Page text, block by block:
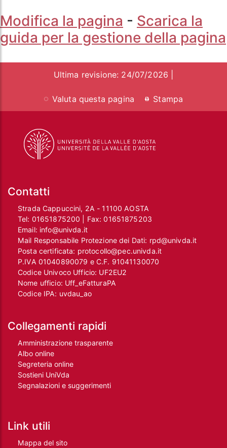
Modifica la pagina - Scarica la
guida per la gestione della pagina
Ultima revisione: 24/07/2026 |
Valuta questa pagina Stampa
Contatti
Strada Cappuccini, 2A - 11100 AOSTA
Tel: 01651875200 | Fax:01651875203
Email: info@univda.it
Mail Responsabile Protezione dei Dati: rpd@univda.it
Posta certificata: protocollo@pec.univda.it
P.IVA 01040890079 e C.F. 91041130070
Codice Univoco Ufficio: UF2EU2
Nome ufficio: Uff_eFatturaPA
Codice IPA: uvdau_ao
Collegamenti rapidi
Amministrazione trasparente
Albo online
Segreteria online
Sostieni UniVda
Segnalazioni e suggerimenti
Link utili
Mappa del sito